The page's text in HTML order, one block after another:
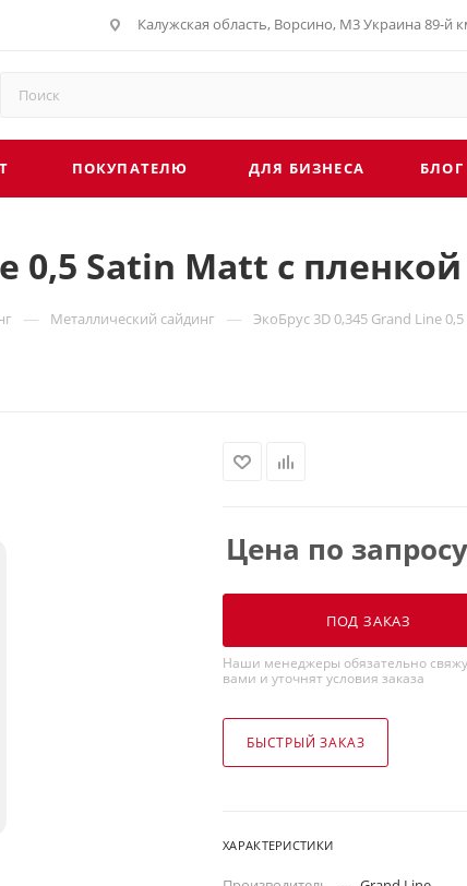
Калужская область, Ворсино, М3 Украина 89-й
ПОКУПАТЕЛЮ ДЛЯ БИЗНЕСА БЛОГ
0,5 Satin Matt с
— Металлический сайдинг — ЭкоБрус 3D 0,345 Grand Line
Цена по запросу
ПОД ЗАКАЗ
Наши менеджеры обязательно
вами и уточнят условия заказа
БЫСТРЫЙ ЗАКАЗ
ХАРАКТЕРИСТИКИ